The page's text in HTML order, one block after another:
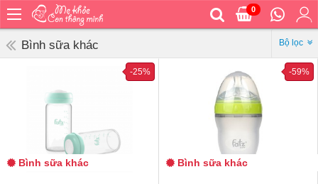
0
mặc
Bình sữa khác Bộ lọc
-25%
Bình sữa khác
-59%
Bình sữa khác